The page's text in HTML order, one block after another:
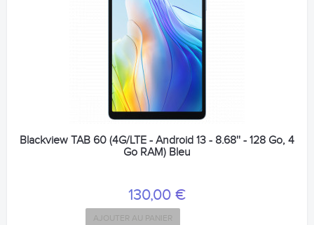
Blackview TAB 60 (4G/LTE - Android 13 - 8.68'' - 128 Go, 4
Go RAM) Bleu
130,00 €
AJOUTER AU PANIER